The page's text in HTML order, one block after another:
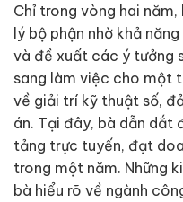
Chỉ trong vòng hai
lý bộ phận nhờ khả
và đề xuất các ý tưởng
sang làm việc cho một
về giải trí kỹ thuật số,
án. Tại đây, bà dẫn dắt
tảng trực tuyến, đạt
trong một năm. Những
bà hiểu rõ về ngành